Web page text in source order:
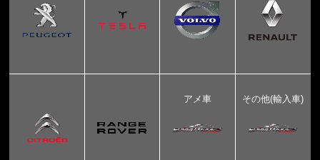
アメ車 その他(輸入車)